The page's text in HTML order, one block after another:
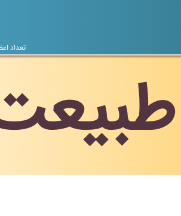
تعداد